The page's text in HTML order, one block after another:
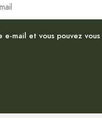
mail et vous pouvez